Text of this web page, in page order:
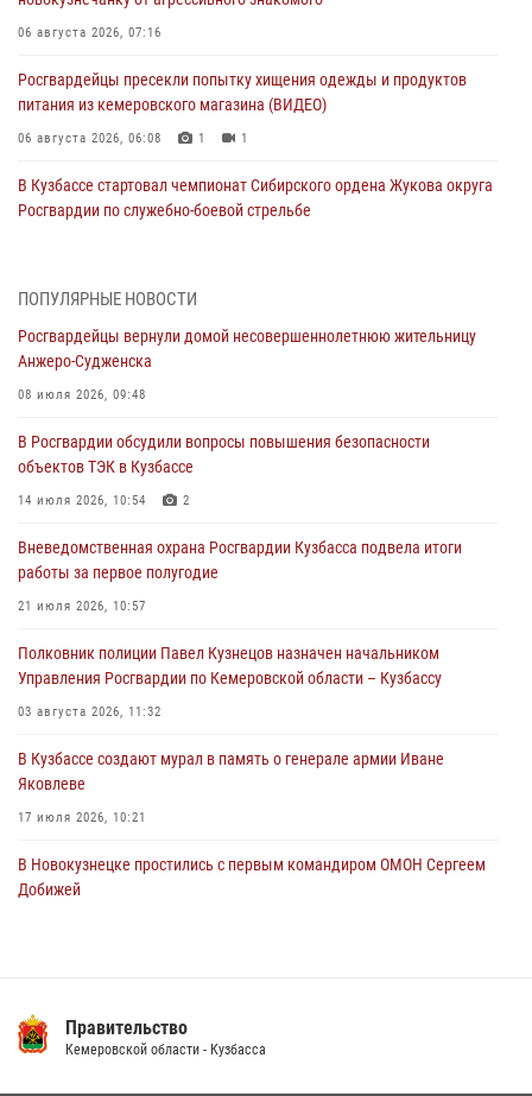
06 августа 2026, 07:16
Росгвардейцы пресекли попытку хищения одежды и продуктов
питания из кемеровского магазина (ВИДЕО)
06 августа 2026, 06:08 1 1
В Кузбассе стартовал чемпионат Сибирского ордена Жукова округа
Росгвардии по служебно-боевой стрельбе
Росгвардейцы задержали в Кемерове дебошира, устроившего
05 августа 2026, 09:30
Росгвардейцы задержали участника драки, причинившего побои
05 августа 2026, 08:50
Росгвардейцы пресекли нарушение общественного порядка на
05 августа 2026, 08:10
Росгвардейцы в Юрге пресекли попытку проникновения на
05 августа 2026, 07:45
ПОПУЛЯРНЫЕ НОВОСТИ
Росгвардейцы вернули домой несовершеннолетнюю жительницу
Анжеро-Судженска
08 июля 2026, 09:48
В Росгвардии обсудили вопросы повышения безопасности
объектов ТЭК в Кузбассе
14 июля 2026, 10:54 2
Вневедомственная охрана Росгвардии Кузбасса подвела итоги
работы за первое полугодие
21 июля 2026, 10:57
Полковник полиции Павел Кузнецов назначен начальником
Управления Росгвардии по Кемеровской области – Кузбассу
03 августа 2026, 11:32
В Кузбассе создают мурал в память о генерале армии Иване
Яковлеве
17 июля 2026, 10:21
В Новокузнецке простились с первым командиром ОМОН Сергеем
Добижей
14 июля 2026, 08:52 1
Правительство
Кемеровской области - Кузбасса